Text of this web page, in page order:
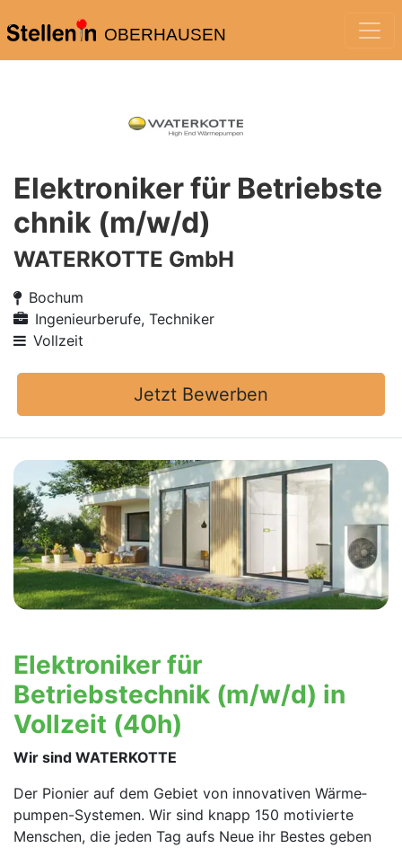
OBERHAUSEN
Elektroniker für Betriebste
chnik (m/w/d)
WATERKOTTE GmbH
Bochum
Ingenieurberufe, Techniker
Vollzeit
Jetzt Bewerben
Elektroniker für
Betriebstechnik (m/w/d) in
Vollzeit (40h)
Wir sind WATERKOTTE
Der Pionier auf dem Gebiet von innovativen Wärme­
pumpen-Systemen. Wir sind knapp 150 motivierte
Menschen, die jeden Tag aufs Neue ihr Bestes geben